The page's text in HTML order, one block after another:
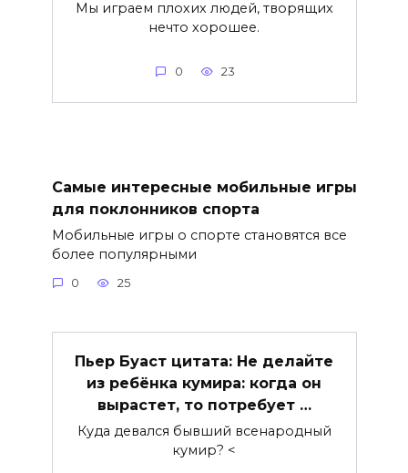
Мы играем плохих людей, творящих
нечто хорошее.
0 23
Самые интересные мобильные игры
для поклонников спорта
Мобильные игры о спорте становятся все
более популярными
0 25
Пьер Буаст цитата: Не делайте
из ребёнка кумира: когда он
вырастет, то потребует …
Куда девался бывший всенародный
кумир? <